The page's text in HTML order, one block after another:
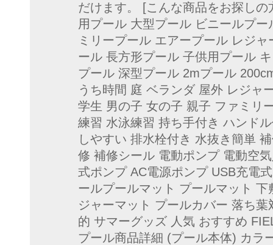
だけます。 [こんな商品をお探し
用プール 大型プール ビニールプ
ミリープール エアープール レジ
ール 長方形プール 子供用プール
プール 深型プール 2mプール
うち時間 庭 ベランダ 屋外 レジャ
学生 男の子 女の子 親子 ファミリ
練習 水泳練習 持ち手付き ハンド
しやすい 排水栓付き 水抜き簡単
修 補修シール 電動ポンプ 電動空
式ポンプ AC電源ポンプ USB充電
ールプールマット プールマット
ジャーマット プールカバー 落ち
的 サマーグッズ 人気 おすすめ
プール商品詳細 (プール本体) カラ